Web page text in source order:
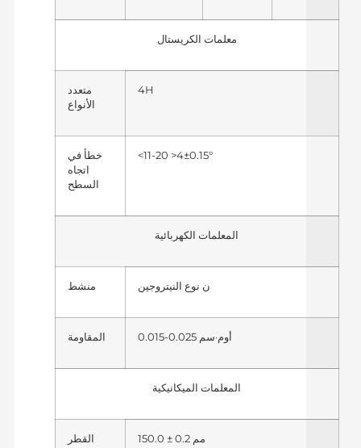
معلمات الكريستال
متعدد
الأنواع
4H
خطأ في
اتجاه
السطح
<11-20 >4±0.15°
المعلمات الكهربائية
منشط ن نوع النيتروجين
المقاومة
المعلمات الميكانيكية
القطر